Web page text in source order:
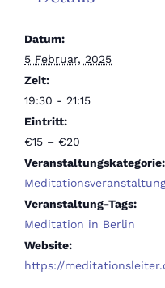
Datum:
5 Februar, 2025
Zeit:
19:30 - 21:15
Eintritt:
€15 – €20
Veranstaltungskategorie:
Meditationsveranstaltung
Veranstaltung-Tags:
Meditation in Berlin
Website:
https://